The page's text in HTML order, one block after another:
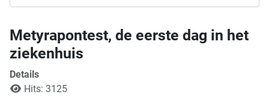
Metyrapontest, de eerste dag in het
ziekenhuis
Details
Hits: 3125